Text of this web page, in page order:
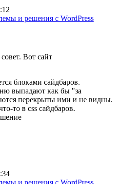
и решения с WordPress
Вот сайт
блоками сайдбаров.
как бы "за
перекрыты ими и не видны.
то в css сайдбаров.
и решения с WordPress